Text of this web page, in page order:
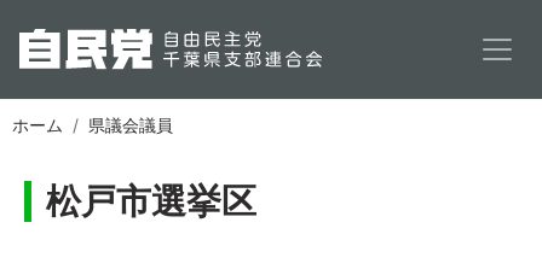
ホーム 県議会議員
松戸市選挙区